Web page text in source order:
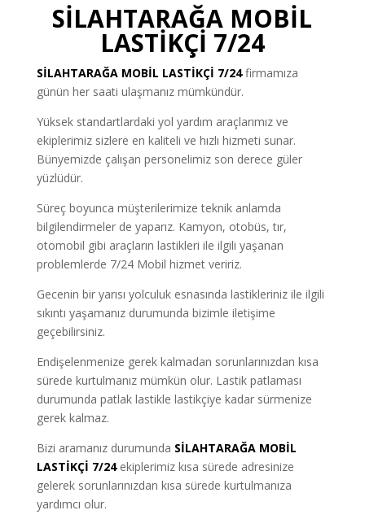
SİLAHTARAĞA MOBİL
LASTİKÇİ 7/24
SİLAHTARAĞA MOBİL LASTİKÇİ 7/24firmamıza
günün her saati ulaşmanız mümkündür.
Yüksek standartlardaki yol yardım araçlarımız ve
ekiplerimiz sizlere en kaliteli ve hızlı hizmeti sunar.
Bünyemizde çalışan personelimiz son derece güler
yüzlüdür.
Süreç boyunca müşterilerimize teknik anlamda
bilgilendirmeler de yaparız. Kamyon, otobüs, tır,
otomobil gibi araçların lastikleri ile ilgili yaşanan
problemlerde 7/24 Mobil hizmet veririz.
Gecenin bir yarısı yolculuk esnasında lastikleriniz ile ilgili
sıkıntı yaşamanız durumunda bizimle iletişime
geçebilirsiniz.
Endişelenmenize gerek kalmadan sorunlarınızdan kısa
sürede kurtulmanız mümkün olur. Lastik patlaması
durumunda patlak lastikle lastikçiye kadar sürmenize
gerek kalmaz.
Bizi aramanız durumunda SİLAHTARAĞA MOBİL
LASTİKÇİ 7/24ekiplerimiz kısa sürede adresinize
gelerek sorunlarınızdan kısa sürede kurtulmanıza
yardımcı olur.